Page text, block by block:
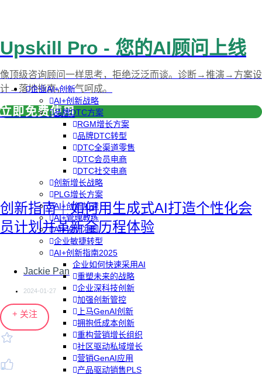
企业AI+创新
AI+创新战略
品牌DTC方案
RGM增长方案
品牌DTC转型
DTC全渠道零售
DTC会员电商
DTC社交电商
创新增长战略
PLG增长方案
AI+创新加速
AI+管理教练
AI+设计冲刺
企业敏捷转型
AI+创新指南2025
企业如何快速采用AI
重塑未来的战略
企业深科技创新
加强创新管控
上马GenAI创新
拥抱低成本创新
重构营销增长组织
社区驱动私域增长
营销GenAI应用
产品驱动销售PLS
Upskill Pro - 您的AI顾问上线
像顶级咨询顾问一样思考，拒绝泛泛而谈。诊断→推演→方案设
计→落地指南，一气呵成。
立即免费使用
创新指南｜如何用生成式AI打造个性化会
员计划并革新全历程体验
Jackie Pan
2024-01-27
+ 关注